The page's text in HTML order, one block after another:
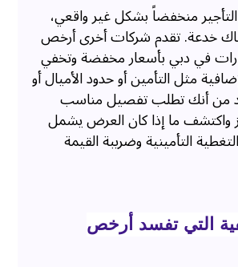
منخفضاً بشكل غير واقعي،
خدعة. تقدم شركات أخرى أرخص
في دبي بأسعار مخفضة وتخفي
مثل التأمين أو حدود الأميال أو
من أنك تطلب تفصيل مناسب
واكتشف ما إذا كان العرض يشمل
التأمينية وضريبة القيمة
التي تفسد أرخص